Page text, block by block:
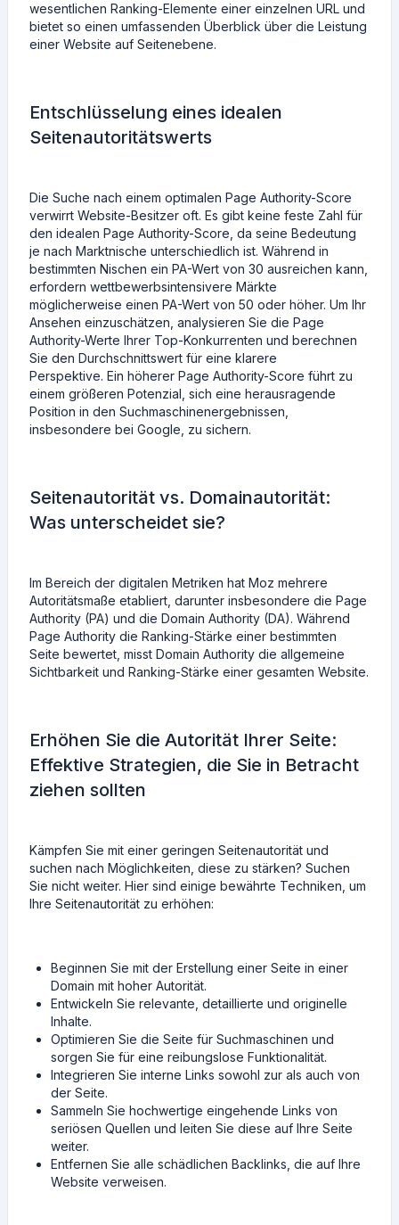
wesentlichen Ranking-Elemente einer einzelnen URL und
bietet so einen umfassenden Überblick über die Leistung
einer Website auf Seitenebene.
Entschlüsselung eines idealen
Seitenautoritätswerts
Die Suche nach einem optimalen Page Authority-Score
verwirrt Website-Besitzer oft. Es gibt keine feste Zahl für
den idealen Page Authority-Score, da seine Bedeutung
je nach Marktnische unterschiedlich ist. Während in
bestimmten Nischen ein PA-Wert von 30 ausreichen kann,
erfordern wettbewerbsintensivere Märkte
möglicherweise einen PA-Wert von 50 oder höher. Um Ihr
Ansehen einzuschätzen, analysieren Sie die Page
Authority-Werte Ihrer Top-Konkurrenten und berechnen
Sie den Durchschnittswert für eine klarere
Perspektive. Ein höherer Page Authority-Score führt zu
einem größeren Potenzial, sich eine herausragende
Position in den Suchmaschinenergebnissen,
insbesondere bei Google, zu sichern.
Seitenautorität vs. Domainautorität:
Was unterscheidet sie?
Im Bereich der digitalen Metriken hat Moz mehrere
Autoritätsmaße etabliert, darunter insbesondere die Page
Authority (PA) und die Domain Authority (DA). Während
Page Authority die Ranking-Stärke einer bestimmten
Seite bewertet, misst Domain Authority die allgemeine
Sichtbarkeit und Ranking-Stärke einer gesamten Website.
Erhöhen Sie die Autorität Ihrer Seite:
Effektive Strategien, die Sie in Betracht
ziehen sollten
Kämpfen Sie mit einer geringen Seitenautorität und
suchen nach Möglichkeiten, diese zu stärken? Suchen
Sie nicht weiter. Hier sind einige bewährte Techniken, um
Ihre Seitenautorität zu erhöhen:
Beginnen Sie mit der Erstellung einer Seite in einer
Domain mit hoher Autorität.
Entwickeln Sie relevante, detaillierte und originelle
Inhalte.
Optimieren Sie die Seite für Suchmaschinen und
sorgen Sie für eine reibungslose Funktionalität.
Integrieren Sie interne Links sowohl zur als auch von
der Seite.
Sammeln Sie hochwertige eingehende Links von
seriösen Quellen und leiten Sie diese auf Ihre Seite
weiter.
Entfernen Sie alle schädlichen Backlinks, die auf Ihre
Website verweisen.